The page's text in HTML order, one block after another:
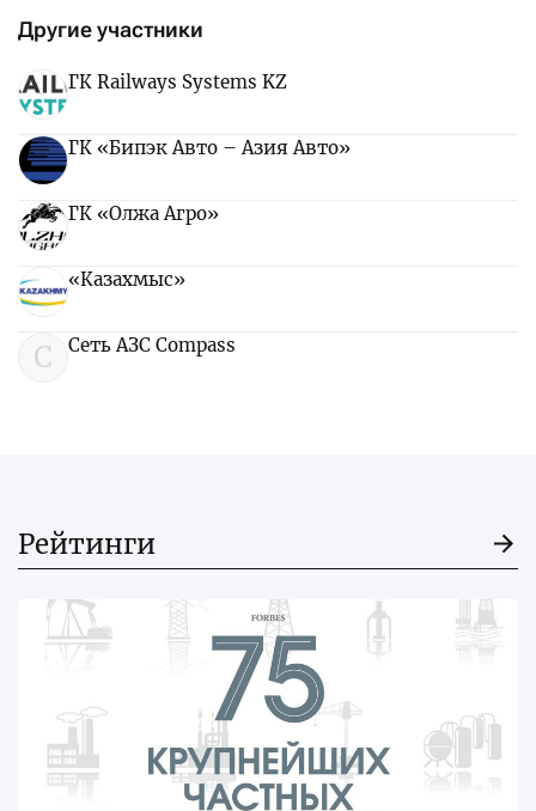
Другие участники
ГК Railways Systems KZ
ГК «Бипэк Авто – Азия Авто»
ГК «Олжа Агро»
«Казахмыс»
С Сеть АЗС Compass
Рейтинги